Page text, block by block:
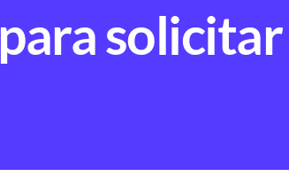
para